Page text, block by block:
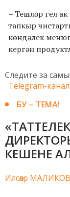
– Тешләр гел
тапкыр
көндәлек
кергән
Следите за
Telegram-
БУ – ТЕМА!
КЕШЕНЕ
Илсөяр